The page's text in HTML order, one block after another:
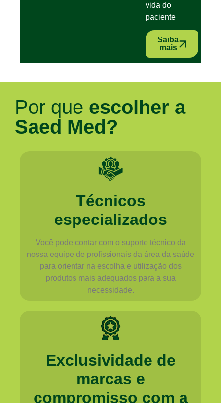
vida do
paciente
Saiba
mais
Por que escolher a
Saed Med?
Técnicos
especializados
Você pode contar com o suporte técnico da
nossa equipe de profissionais da área da saúde
para orientar na escolha e utilização dos
produtos mais adequados para a sua
necessidade.
Exclusividade de
marcas e
compromisso com a